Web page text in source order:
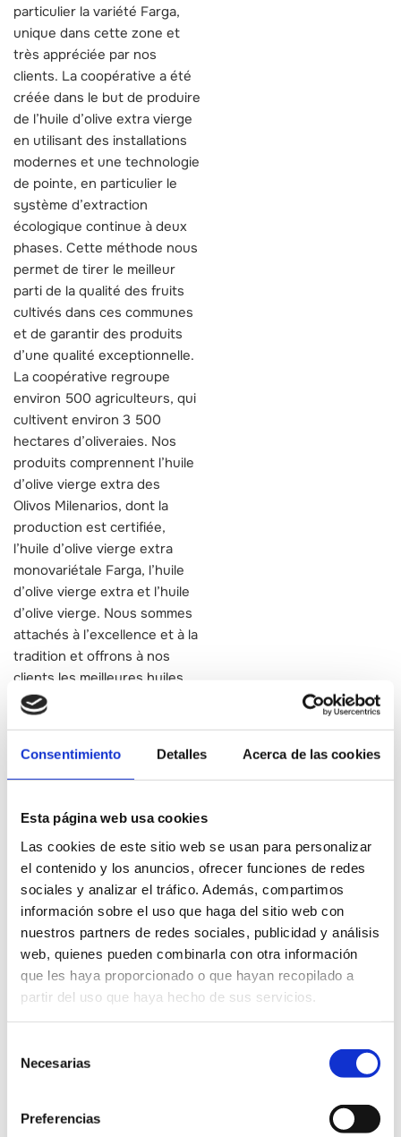
Consentimiento Detalles Acerca de las cookies
Esta página web usa cookies
Las cookies de este sitio web se usan para personalizar
el contenido y los anuncios, ofrecer funciones de redes
sociales y analizar el tráfico. Además, compartimos
información sobre el uso que haga del sitio web con
nuestros partners de redes sociales, publicidad y análisis
web, quienes pueden combinarla con otra información
que les haya proporcionado o que hayan recopilado a
partir del uso que haya hecho de sus servicios.
Necesarias
Preferencias
particulier la variété Farga,
unique dans cette zone et
très appréciée par nos
clients. La coopérative a été
créée dans le but de produire
de l’huile d’olive extra vierge
en utilisant des installations
modernes et une technologie
de pointe, en particulier le
système d’extraction
écologique continue à deux
phases. Cette méthode nous
permet de tirer le meilleur
parti de la qualité des fruits
cultivés dans ces communes
et de garantir des produits
d’une qualité exceptionnelle.
La coopérative regroupe
environ 500 agriculteurs, qui
cultivent environ 3 500
hectares d’oliveraies. Nos
produits comprennent l’huile
d’olive vierge extra des
Olivos Milenarios, dont la
production est certifiée,
l’huile d’olive vierge extra
monovariétale Farga, l’huile
d’olive vierge extra et l’huile
d’olive vierge. Nous sommes
attachés à l’excellence et à la
tradition et offrons à nos
clients les meilleures huiles
d’olive de la région.
Services
Visitas guiadas /
autoguiadas a las
instalaciones
Degustaciones /
catas de alimentos
y/o bebidas
Actividades en el
medio natural